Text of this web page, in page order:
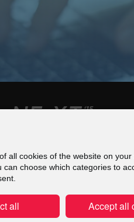
Πράξη για τις
all cookies of the website on
choose which categories to
all Accept all